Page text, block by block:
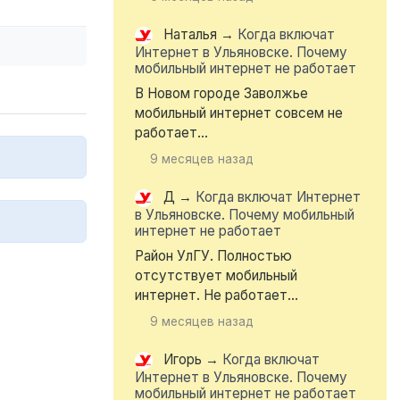
Наталья → Когда включат
Интернет в Ульяновске. Почему
мобильный интернет не работает
В Новом городе Заволжье
мобильный интернет совсем не
работает...
9 месяцев назад
Д → Когда включат Интернет
в Ульяновске. Почему мобильный
интернет не работает
Район УлГУ. Полностью
отсутствует мобильный
интернет. Не работает...
9 месяцев назад
Игорь → Когда включат
Интернет в Ульяновске. Почему
мобильный интернет не работает